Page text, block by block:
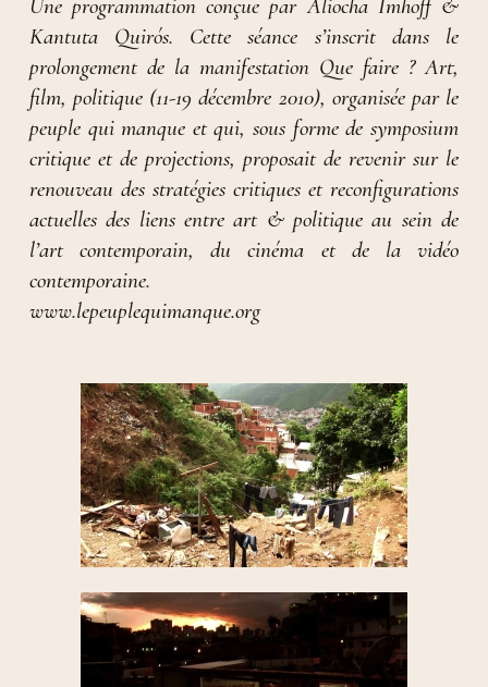
Une programmation conçue par Aliocha Imhoff &
Kantuta Quirós. Cette séance s’inscrit dans le
prolongement de la manifestation Que faire ? Art,
film, politique (11-19 décembre 2010), organisée par le
peuple qui manque et qui, sous forme de symposium
critique et de projections, proposait de revenir sur le
renouveau des stratégies critiques et reconfigurations
actuelles des liens entre art & politique au sein de
l’art contemporain, du cinéma et de la vidéo
contemporaine.
www.lepeuplequimanque.org